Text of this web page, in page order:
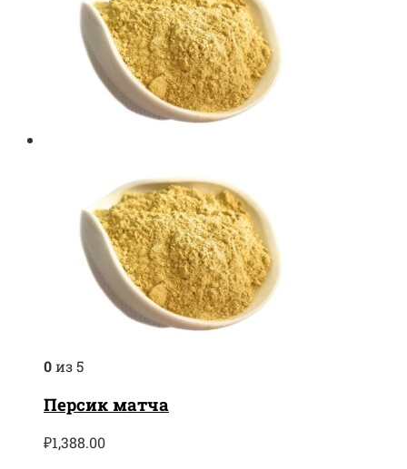
0из 5
Персик матча
₽1,388.00